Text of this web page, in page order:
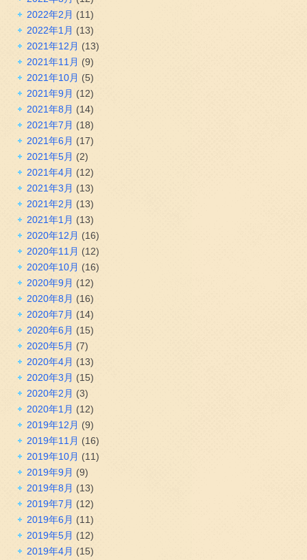
2022年2月 (11)
2022年1月 (13)
2021年12月 (13)
2021年11月 (9)
2021年10月 (5)
2021年9月 (12)
2021年8月 (14)
2021年7月 (18)
2021年6月 (17)
2021年5月 (2)
2021年4月 (12)
2021年3月 (13)
2021年2月 (13)
2021年1月 (13)
2020年12月 (16)
2020年11月 (12)
2020年10月 (16)
2020年9月 (12)
2020年8月 (16)
2020年7月 (14)
2020年6月 (15)
2020年5月 (7)
2020年4月 (13)
2020年3月 (15)
2020年2月 (3)
2020年1月 (12)
2019年12月 (9)
2019年11月 (16)
2019年10月 (11)
2019年9月 (9)
2019年8月 (13)
2019年7月 (12)
2019年6月 (11)
2019年5月 (12)
2019年4月 (15)